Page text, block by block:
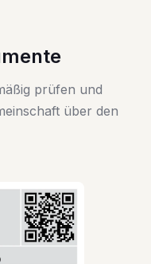
prüfen und
über den